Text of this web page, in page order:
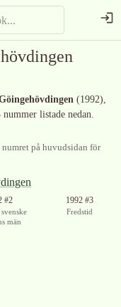
(1992),
nummer listade nedan.
på huvudsidan för
#2
män
1992 #3
Fredstid